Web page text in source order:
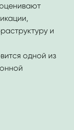
и
одной из